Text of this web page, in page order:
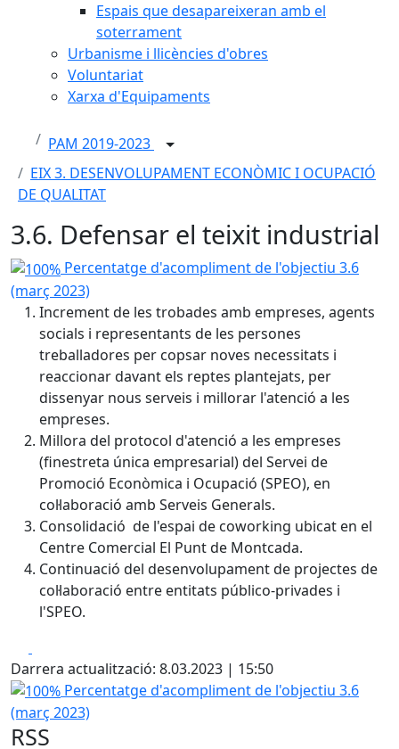
Espais que desapareixeran amb el
soterrament
Urbanisme i llicències d'obres
Voluntariat
Xarxa d'Equipaments
PAM 2019-2023
EIX 3. DESENVOLUPAMENT ECONÒMIC I OCUPACIÓ
DE QUALITAT
3.6. Defensar el teixit industrial
100%
Percentatge d'acompliment de l'objectiu 3.6
(març 2023)
Increment de les trobades amb empreses, agents
socials i representants de les persones
treballadores per copsar noves necessitats i
reaccionar davant els reptes plantejats, per
dissenyar nous serveis i millorar l'atenció a les
empreses.
Millora del protocol d'atenció a les empreses
(finestreta única empresarial) del Servei de
Promoció Econòmica i Ocupació (SPEO), en
col·laboració amb Serveis Generals.
Consolidació de l'espai de coworking ubicat en el
Centre Comercial El Punt de Montcada.
Continuació del desenvolupament de projectes de
col·laboració entre entitats público-privades i
l'SPEO.
Darrera actualització: 8.03.2023 | 15:50
100%
Percentatge d'acompliment de l'objectiu 3.6
(març 2023)
RSS